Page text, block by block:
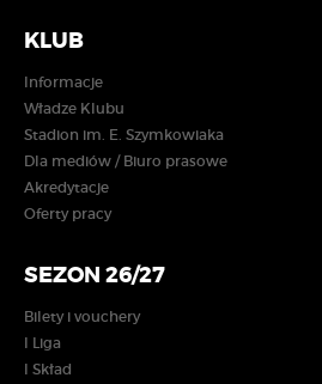
KLUB
Informacje
Władze Klubu
Stadion im. E. Szymkowiaka
Dla mediów / Biuro prasowe
Akredytacje
Oferty pracy
SEZON 26/27
Bilety i vouchery
I Liga
I Skład